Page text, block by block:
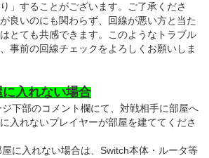
」することがございます。ご了承くださ
良いのにも関わらず、回線が悪い方と当た
とても共感できます。このようなトラブル
事前の回線チェックをよろしくお願いしま
入れない場合
ジ下部のコメント欄にて、対戦相手に部屋へ
入れないプレイヤーが部屋を建ててくださ
に入れない場合は、Switch本体・ルータ等